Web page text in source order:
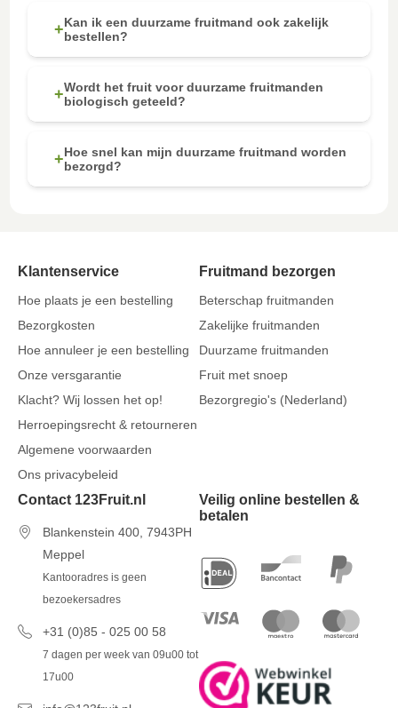
+Kan ik een duurzame fruitmand ook zakelijk
bestellen?
+Wordt het fruit voor duurzame fruitmanden
biologisch geteeld?
+Hoe snel kan mijn duurzame fruitmand worden
bezorgd?
Klantenservice
Hoe plaats je een bestelling
Bezorgkosten
Hoe annuleer je een bestelling
Onze versgarantie
Klacht? Wij lossen het op!
Herroepingsrecht & retourneren
Algemene voorwaarden
Ons privacybeleid
Fruitmand bezorgen
Beterschap fruitmanden
Zakelijke fruitmanden
Duurzame fruitmanden
Fruit met snoep
Bezorgregio's (Nederland)
Contact 123Fruit.nl
Blankenstein 400, 7943PH
Meppel
Kantooradres is geen
bezoekersadres
+31 (0)85 - 025 00 58
7 dagen per week van 09u00 tot
17u00
Veilig online bestellen &
betalen